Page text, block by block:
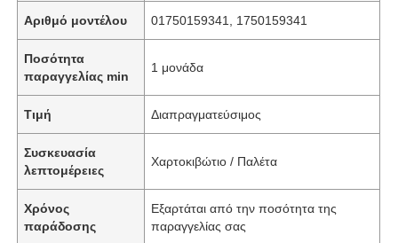
Αριθμό μοντέλου 01750159341, 1750159341
Ποσότητα
παραγγελίας min
1 μονάδα
Τιμή Διαπραγματεύσιμος
Συσκευασία
λεπτομέρειες
Χαρτοκιβώτιο / Παλέτα
Χρόνος
παράδοσης
Εξαρτάται από την ποσότητα της
παραγγελίας σας